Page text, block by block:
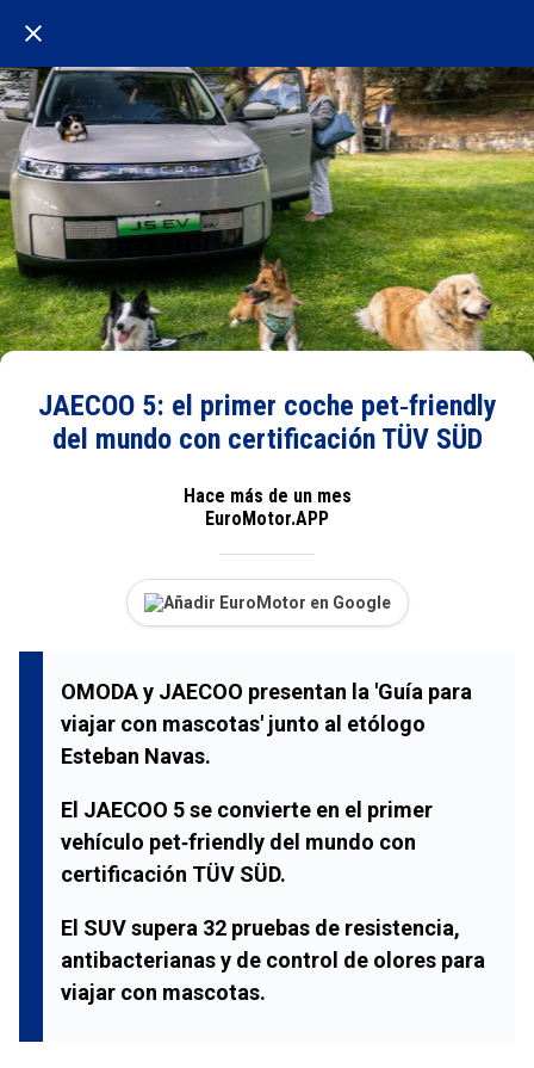
JAECOO 5: el primer coche pet‑friendly
del mundo con certificación TÜV SÜD
Hace más de un mes
EuroMotor.APP
Añadir EuroMotor en Google
OMODA y JAECOO presentan la 'Guía para
viajar con mascotas' junto al etólogo
Esteban Navas.
El JAECOO 5 se convierte en el primer
vehículo pet‑friendly del mundo con
certificación TÜV SÜD.
El SUV supera 32 pruebas de resistencia,
antibacterianas y de control de olores para
viajar con mascotas.